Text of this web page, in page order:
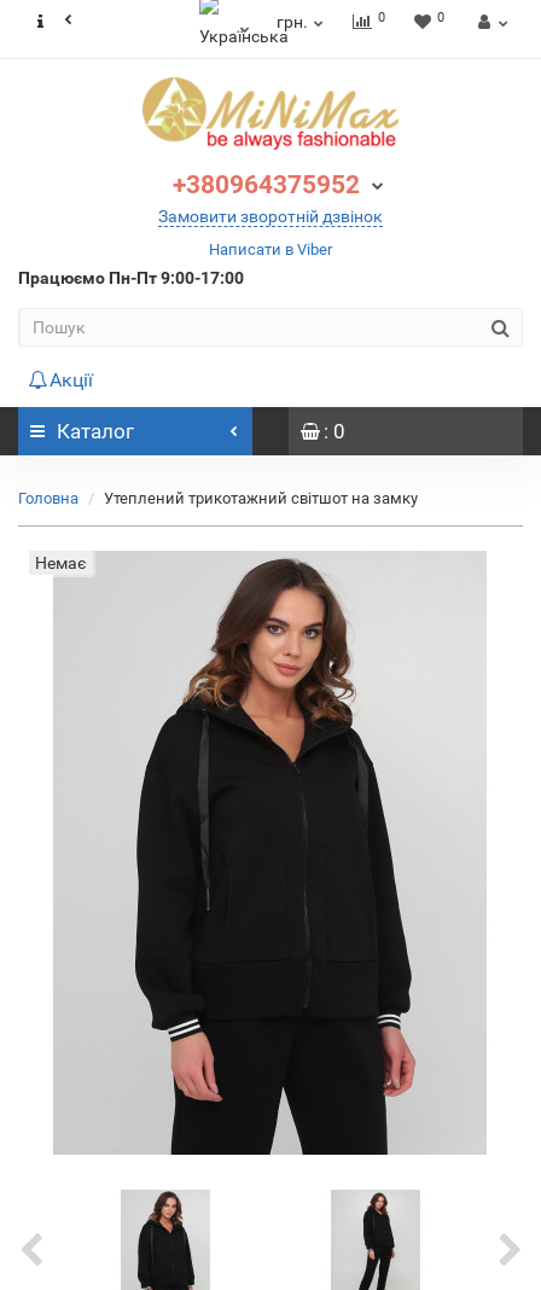
грн. 0 0
+380964375952
Замовити зворотній дзвінок
Написати в Viber
Працюємо Пн-Пт 9:00-17:00
Акції
Каталог : 0
Головна Утеплений трикотажний світшот на замку
Немає